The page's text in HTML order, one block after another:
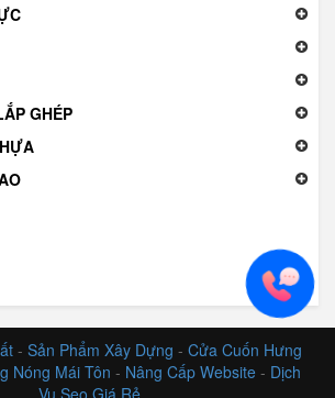
GHÉP
- Sản Phẩm Xây Dựng - Cửa Cuốn Hưng
Nóng Mái Tôn - Nâng Cấp Website - Dịch
Vụ Seo Giá Rẻ